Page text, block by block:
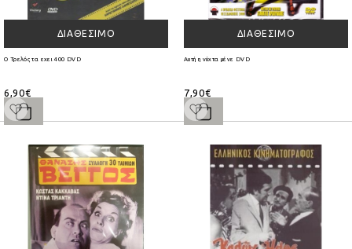
ΔΙΑΘΈΣΙΜΟ
Ο Τρελός τα εχει 400 DVD
6,90€
ΔΙΑΘΈΣΙΜΟ
Αυτή η νύχτα μένε DVD
7,90€